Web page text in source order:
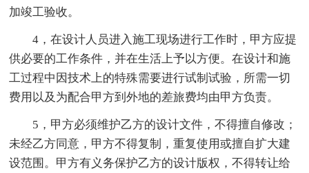
加竣工验收。
4，在设计人员进入施工现场进行工作时，甲方应提
供必要的工作条件，并在生活上予以方便。在设计和施
工过程中因技术上的特殊需要进行试制试验，所需一切
费用以及为配合甲方到外地的差旅费均由甲方负责。
5，甲方必须维护乙方的设计文件，不得擅自修改；
未经乙方同意，甲方不得复制，重复使用或擅自扩大建
设范围。甲方有义务保护乙方的设计版权，不得转让给